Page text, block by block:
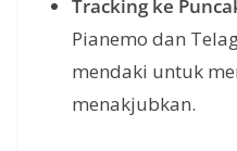
Tracking ke
Pianemo dan
mendaki untuk
menakjubkan.